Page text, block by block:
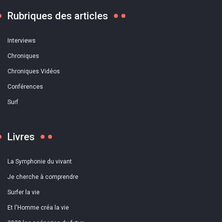
Rubriques des articles
Interviews
Chroniques
Chroniques Vidéos
Conférences
Surf
Livres
La Symphonie du vivant
Je cherche à comprendre
Surfer la vie
Et l'Homme créa la vie